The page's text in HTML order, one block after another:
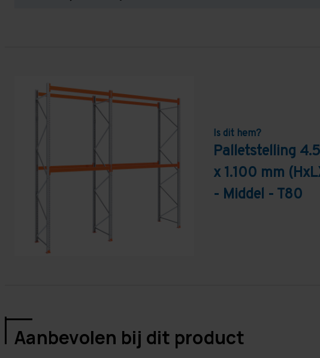
Is dit hem?
Palletstelling
x 1.100 mm
- Middel - T80
Aanbevolen bij dit product